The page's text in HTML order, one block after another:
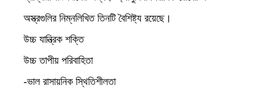
অস্ত্রগুলির নিম্নলিখিত তিনটি বৈশিষ্ট্য রয়েছে।
উচ্চ যান্ত্রিক শক্তি
উচ্চ তাপীয় পরিবাহিতা
-ভাল রাসায়নিক স্থিতিশীলতা